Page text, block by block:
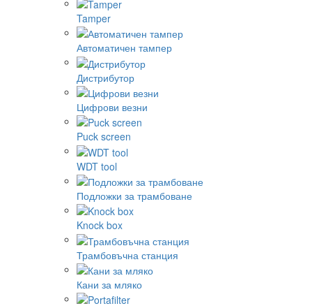
Tamper
Автоматичен тампер
Дистрибутор
Цифрови везни
Puck screen
WDT tool
Подложки за трамбоване
Knock box
Трамбовъчна станция
Кани за мляко